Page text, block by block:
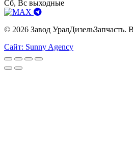
Сб, Вс выходные
© 2026 Завод УралДизельЗапчасть.
Сайт: Sunny Agency